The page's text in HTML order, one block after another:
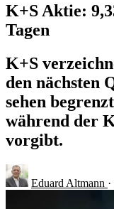
K+S Aktie:
Tagen
K+S
den nächsten
sehen
während der
vorgibt.
Eduard Altmann ·